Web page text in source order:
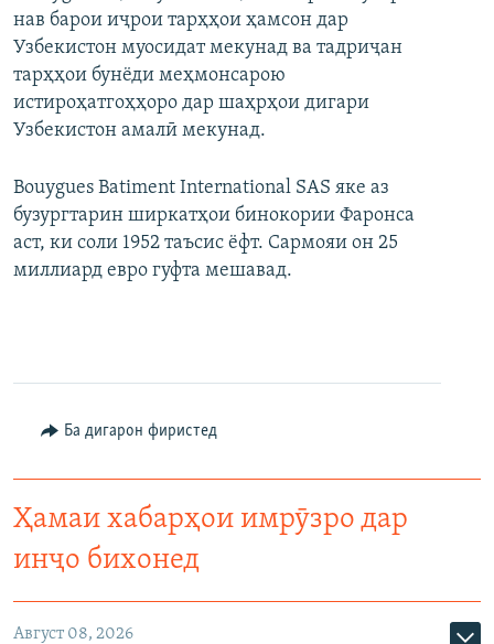
нав барои иҷрои тарҳҳои ҳамсон дар
Узбекистон муосидат мекунад ва тадриҷан
тарҳҳои бунёди меҳмонсарою
истироҳатгоҳҳоро дар шаҳрҳои дигари
Узбекистон амалӣ мекунад.
Bouygues Batiment International SAS яке аз
бузургтарин ширкатҳои бинокории Фаронса
аст, ки соли 1952 таъсис ёфт. Сармояи он 25
миллиард евро гуфта мешавад.
Ба дигарон фиристед
Ҳамаи хабарҳои имрӯзро дар
инҷо бихонед
Август 08, 2026